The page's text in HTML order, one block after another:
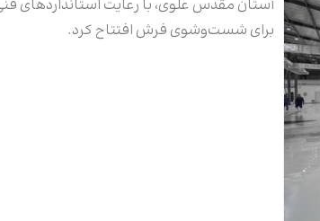
آستان مقدس علوی، با رعایت استانداردهای
برای شست‌وشوی فرش افتتاح کرد.